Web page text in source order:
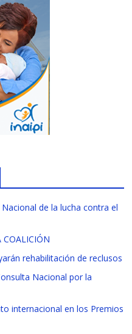
de la lucha contra el
COALICIÓN
rehabilitación de reclusos
Nacional por la
internacional en los Premios